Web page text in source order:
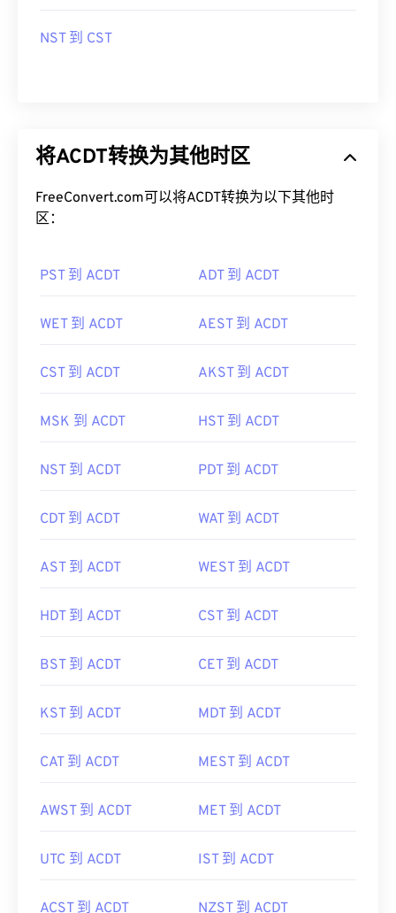
NST 到 CST
将ACDT转换为其他时区
FreeConvert.com可以将ACDT转换为以下其他时
区：
PST 到 ACDT ADT 到 ACDT
WET 到 ACDT AEST 到 ACDT
CST 到 ACDT AKST 到 ACDT
MSK 到 ACDT HST 到 ACDT
NST 到 ACDT PDT 到 ACDT
CDT 到 ACDT WAT 到 ACDT
AST 到 ACDT WEST 到 ACDT
HDT 到 ACDT CST 到 ACDT
BST 到 ACDT CET 到 ACDT
KST 到 ACDT MDT 到 ACDT
CAT 到 ACDT MEST 到 ACDT
AWST 到 ACDT MET 到 ACDT
UTC 到 ACDT IST 到 ACDT
ACST 到 ACDT NZST 到 ACDT